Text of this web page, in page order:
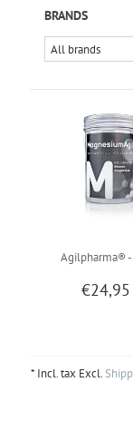
BRANDS
Agilpharma® -
€24,95
* Incl. tax Excl.